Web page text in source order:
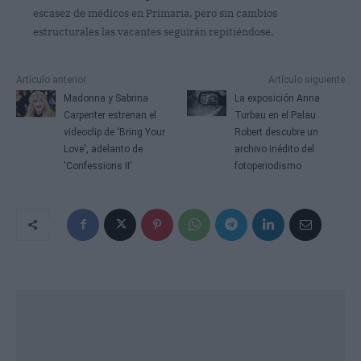
escasez de médicos en Primaria, pero sin cambios
estructurales las vacantes seguirán repitiéndose.
Artículo anterior
Madonna y Sabrina
Carpenter estrenan el
videoclip de 'Bring Your
Love', adelanto de
'Confessions II'
Artículo siguiente
La exposición Anna
Turbau en el Palau
Robert descubre un
archivo inédito del
fotoperiodismo